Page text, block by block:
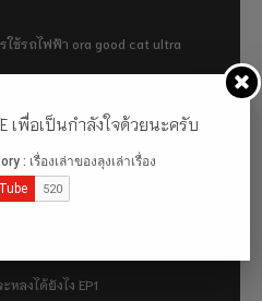
ใช้รถไฟฟ้า ora good cat ultra
ะหลงได้ยังไง EP2
หลงได้ยังไง EP1
เพื่อเป็นกำลังใจด้วยนะครับ